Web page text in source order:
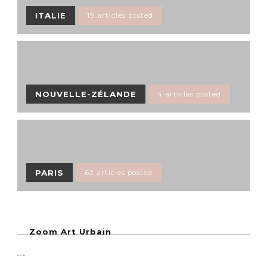
ITALIE 19 articles posted
NOUVELLE-ZÉLANDE 4 articles posted
PARIS 62 articles posted
Zoom Art Urbain